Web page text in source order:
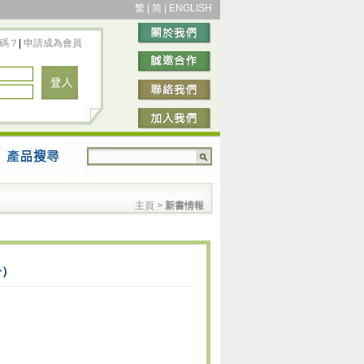
繁 简 ENGLISH
？ 申請成為會員
主頁 > 新書情報